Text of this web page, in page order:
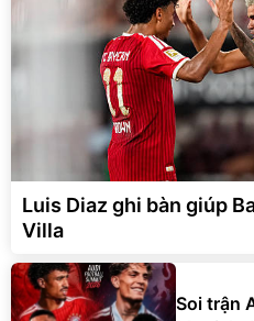
Luis Diaz ghi bàn giúp
Villa
Soi trận